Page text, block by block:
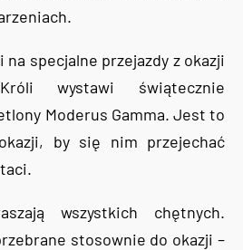
na specjalne przejazdy z okazji
wystawi świątecznie
Moderus Gamma. Jest to
by się nim przejechać
wszystkich chętnych.
stosownie do okazji –